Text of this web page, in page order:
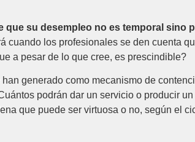
su desempleo no es temporal sino
cuando los profesionales se den cuenta
a pesar de lo que cree, es prescindible?
generado como mecanismo de
podrán dar un servicio o producir
que puede ser virtuosa o no, según el